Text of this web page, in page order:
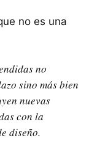
no es una
no
sino más bien
nuevas
con la
diseño.